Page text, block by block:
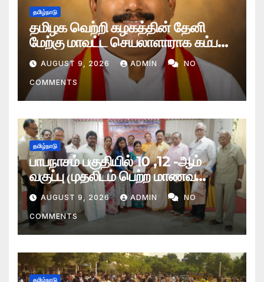
தமிழ்நாடு
தமிழக வெற்றி கழகத்தின் தேனி
மேற்கு மாவட்ட செயலாளாராக கம்பம்
எம்எல்.ஏ. நியமனம்
AUGUST 9, 2026 ADMIN NO
COMMENTS
தமிழ்நாடு
பாபநாசம் பகுதியில் 10 ,12 -ஆம்
வகுப்பு முதலிடம் பெற்ற மாணவ
மாணவிகளுக்கு கல்வி ஊக்கப்
பரிசளிப்பு விழா
AUGUST 9, 2026 ADMIN NO
COMMENTS
தமிழ்நாடு